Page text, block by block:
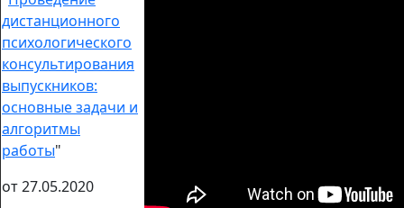
дистанционного
психологического
консультирования
выпускников:
основные задачи и
алгоритмы
работы"
от 27.05.2020